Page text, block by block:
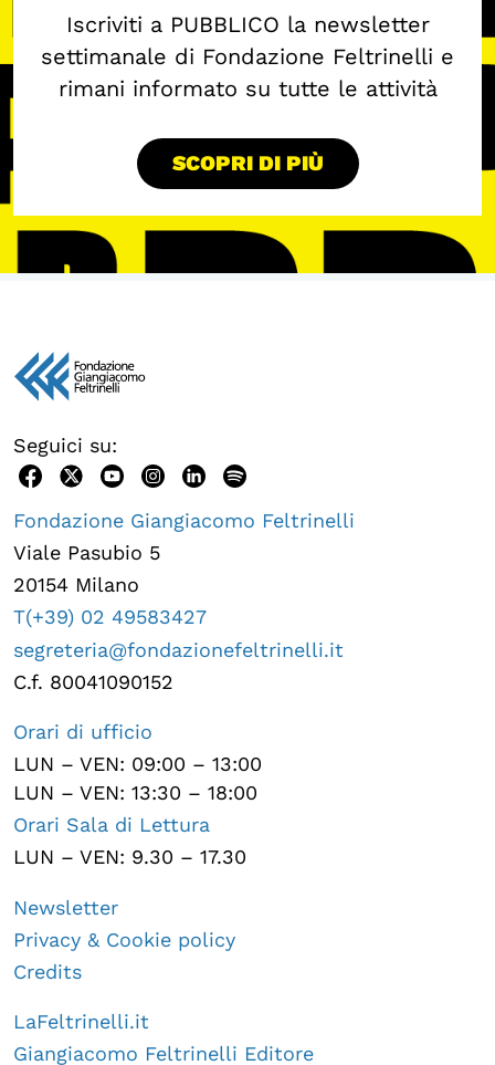
Iscriviti a PUBBLICO la newsletter
settimanale di Fondazione Feltrinelli e
rimani informato su tutte le attività
SCOPRI DI PIÙ
Seguici su:
Fondazione Giangiacomo Feltrinelli
Viale Pasubio 5
20154 Milano
T(+39) 02 49583427
segreteria@fondazionefeltrinelli.it
C.f. 80041090152
Orari di ufficio
LUN – VEN: 09:00 – 13:00
LUN – VEN: 13:30 – 18:00
Orari Sala di Lettura
LUN – VEN: 9.30 – 17.30
Newsletter
Privacy & Cookie policy
Credits
LaFeltrinelli.it
Giangiacomo Feltrinelli Editore